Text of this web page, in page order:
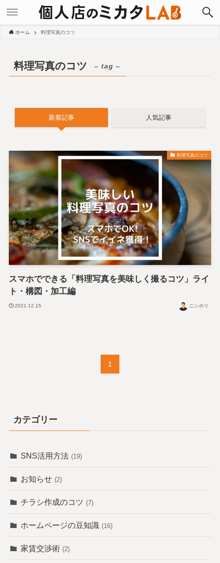
ホーム 料理写真のコツ
料理写真のコツ – tag –
新着記事 人気記事
料理写真のコツ
スマホでできる「料理写真を美味しく撮るコツ」ライ
ト・構図・加工編
2021.12.15 ニシホリ
1
カテゴリー
SNS活用方法 (19)
お知らせ (2)
チラシ作成のコツ (7)
ホームページの豆知識 (16)
家賃交渉術 (2)